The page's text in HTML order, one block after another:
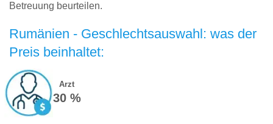
Betreuung beurteilen.
Rumänien - Geschlechtsauswahl: was der
Preis beinhaltet:
Arzt
30 %